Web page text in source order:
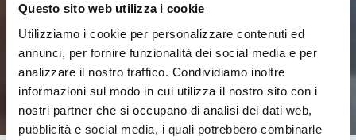
Questo sito web utilizza i cookie
Utilizziamo i cookie per personalizzare contenuti ed
annunci, per fornire funzionalità dei social media e per
analizzare il nostro traffico. Condividiamo inoltre
informazioni sul modo in cui utilizza il nostro sito con i
nostri partner che si occupano di analisi dei dati web,
pubblicità e social media, i quali potrebbero combinarle